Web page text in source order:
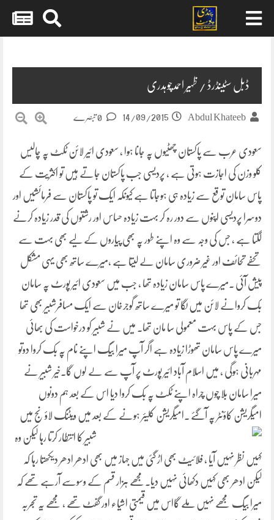
ڈبل سٹینڈرڈ / ظہیر احمدچوہدری
Abdul Khateeb
14/09/2015
سعودی عرب سے پاکستان چھٹیوں پہ جانا ہوا ، سعودی ائیر لائن ٹکٹ پہ چالیس
کلو وزن کی اجازت ہوتی ہے ، پردیسی جب پاکستان جاتے ہیں تو اکثریت کے
پاس سامان توقع سے زیادہ ہی ہوجاتا ہے کیونکہ ایک تو پاکستان سے فرمائشیں اور
دوسرا پردیسی اپنوں سے دور رہ کر بہت زیادہ حساس اور رشتوں کی قدر زیادہ کرنے
لگتا ہے ، جس کی وجہ سے وہ اپنے طور پہ بھی پیاروں کے لیے بھی بہت سے
تحفے تحائف اور غیر ضروری سامان لے لیتا ہے ،میرے ساتھ بھی یہی مشکل
پیش آئی ۔میرے پاس سامان زیادہ تھا ، جب میں سعودی ائیر پورٹ پہ سامان
بک کروانے لائن میں لگا تو میرے ساتھ گوجرخان سے ایک مسافرشبیر بھی تھا
جس کے پاس بہت معمولی سا مان تھا۔ میں نے شبیر کو درخواست کی بھائی
میرے پاس سامان تھوڑا زیادہ ہے اگر آپ میرا بیگ اپنے نام پہ بک کروا دوتو
مہربانی ہوگی ، میں اسلام آباد ائیر پورٹ پر آپ سے لے لوں گا۔خیر شبیر نے
میرا سامان بلا چوں چراہ اپنے ٹکٹ پہ بک کروا دیا اس کے بعد ہم دونوں
امیگریشن کاؤنٹر پہ آگئے ۔امیگریشن کلیئر ہونے کے بعد میں ویٹنگ لاؤ نج میں
شبیر کا انتطار کرتا رہا لیکن وہ
کہیں نظر نہیں آیا ، فلائیٹ بھی اڑ گئی میں جہاز میں بھی ادھر ادھر دیکھتا رہا کہ
لیکن ادھر بھی کہیں دکھائی نہیں دیا۔مجھے ہزار قسم کے وسوسے آرہے تھے کہ
میرا بیگ مجھے نہیں ملے گااس میں قیمتی اشیاء اور گفٹ تھے ، مجھے یہ تجربہ